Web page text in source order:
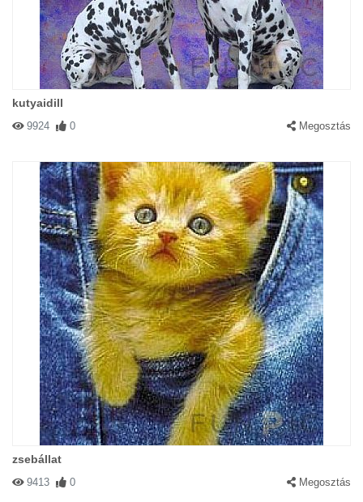
kutyaidill
9924 0 Megosztás
zsebállat
9413 0 Megosztás